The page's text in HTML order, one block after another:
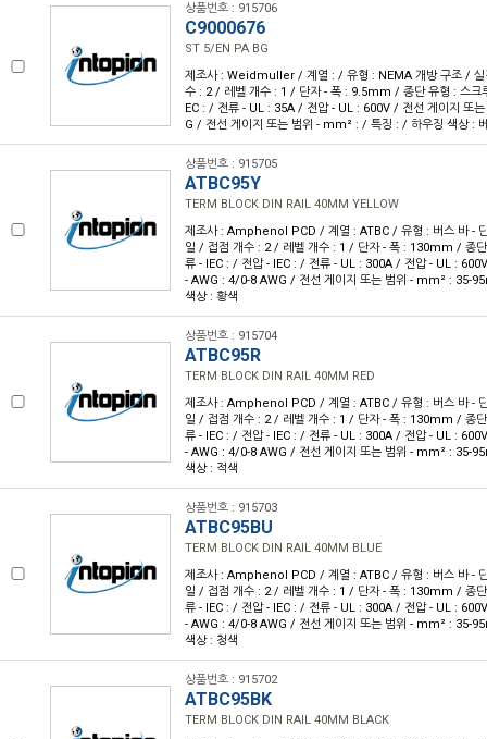
상품번호 : 915706
C9000676
ST 5/EN PA BG
제조사 : Weidmuller / 계열 : / 유형 : NEMA 개방 구조 / 실
수 : 2 / 레벨 개수 : 1 / 단자 - 폭 : 9.5mm / 종단 유형 : 스크
EC : / 전류 - UL : 35A / 전압 - UL : 600V / 전선 게이지 또
G / 전선 게이지 또는 범위 - mm² : / 특징 : / 하우징 색상 :
상품번호 : 915705
ATBC95Y
TERM BLOCK DIN RAIL 40MM YELLOW
제조사 : Amphenol PCD / 계열 : ATBC / 유형 : 버스 바 -
일 / 접점 개수 : 2 / 레벨 개수 : 1 / 단자 - 폭 : 130mm / 종
류 - IEC : / 전압 - IEC : / 전류 - UL : 300A / 전압 - UL :
- AWG : 4/0-8 AWG / 전선 게이지 또는 범위 - mm² : 35-
색상 : 황색
상품번호 : 915704
ATBC95R
TERM BLOCK DIN RAIL 40MM RED
제조사 : Amphenol PCD / 계열 : ATBC / 유형 : 버스 바 -
일 / 접점 개수 : 2 / 레벨 개수 : 1 / 단자 - 폭 : 130mm / 종
류 - IEC : / 전압 - IEC : / 전류 - UL : 300A / 전압 - UL :
- AWG : 4/0-8 AWG / 전선 게이지 또는 범위 - mm² : 35-
색상 : 적색
상품번호 : 915703
ATBC95BU
TERM BLOCK DIN RAIL 40MM BLUE
제조사 : Amphenol PCD / 계열 : ATBC / 유형 : 버스 바 -
일 / 접점 개수 : 2 / 레벨 개수 : 1 / 단자 - 폭 : 130mm / 종
류 - IEC : / 전압 - IEC : / 전류 - UL : 300A / 전압 - UL :
- AWG : 4/0-8 AWG / 전선 게이지 또는 범위 - mm² : 35-
색상 : 청색
상품번호 : 915702
ATBC95BK
TERM BLOCK DIN RAIL 40MM BLACK